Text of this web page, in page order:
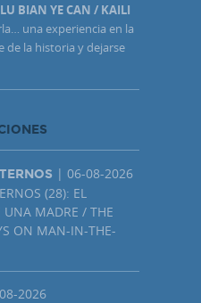
BIAN YE CAN / KAILI
una experiencia en la
de la historia y dejarse
| 06-08-2026
(28): EL
UNA MADRE / THE
ON MAN-IN-THE-
2026